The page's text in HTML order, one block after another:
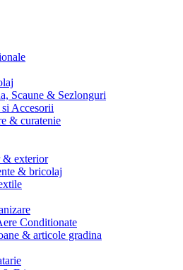
Scaune & Sezlonguri
Accesorii
& curatenie
& exterior
& bricolaj
Conditionate
& articole gradina